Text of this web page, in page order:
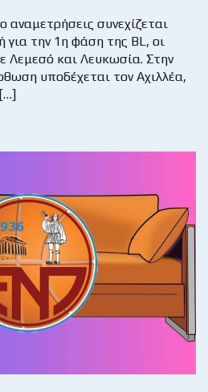
αναμετρήσεις συνεχίζεται
για την 1η φάση της BL, οι
Λεμεσό και Λευκωσία. Στην
υποδέχεται τον Αχιλλέα,